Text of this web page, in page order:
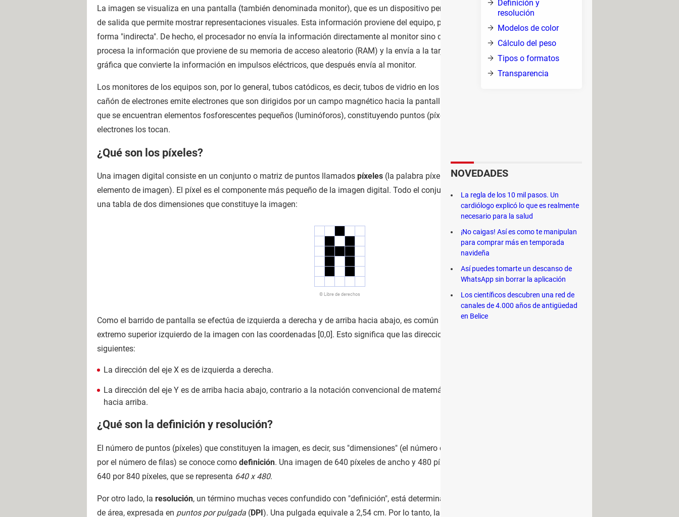
Definición y
resolución
Modelos de color
Cálculo del peso
Tipos o formatos
Transparencia
La imagen se visualiza en una pantalla (también denominada monitor), que es un dispositivo periférico
de salida que permite mostrar representaciones visuales. Esta información proviene del equipo, pero de
forma "indirecta". De hecho, el procesador no envía la información directamente al monitor sino que
procesa la información que proviene de su memoria de acceso aleatorio (RAM) y la envía a la tarjeta
gráfica que convierte la información en impulsos eléctricos, que después envía al monitor.
Los monitores de los equipos son, por lo general, tubos catódicos, es decir, tubos de vidrio en los que un
cañón de electrones emite electrones que son dirigidos por un campo magnético hacia la pantalla en la
que se encuentran elementos fosforescentes pequeños (luminóforos), constituyendo puntos (píxeles) que emiten luz cuando los
electrones los tocan.
¿Qué son los píxeles?
Una imagen digital consiste en un conjunto o matriz de puntos llamados píxeles (la palabra píxel es la abreviación de
elemento de imagen). El píxel es el componente más pequeño de la imagen digital. Todo el conjunto de estos píxeles se encuentra en
una tabla de dos dimensiones que constituye la imagen:
© Libre de derechos
Como el barrido de pantalla se efectúa de izquierda a derecha y de arriba hacia abajo, es común indicar el píxel que se encuentra en el
extremo superior izquierdo de la imagen con las coordenadas [0,0]. Esto significa que las direcciones de los ejes de imagen son las
siguientes:
La dirección del eje X es de izquierda a derecha.
La dirección del eje Y es de arriba hacia abajo, contrario a la notación convencional de matemática, donde la dirección del eje Y es
hacia arriba.
¿Qué son la definición y resolución?
El número de puntos (píxeles) que constituyen la imagen, es decir, sus "dimensiones" (el número de columnas de la imagen multiplicado
por el número de filas) se conoce como definición. Una imagen de 640 píxeles de ancho y 480 píxeles de alto tiene una definición de
640 por 840 píxeles, que se representa 640 x 480.
Por otro lado, la resolución, un término muchas veces confundido con "definición", está determinada por el número de puntos por unidad
de área, expresada en puntos por pulgada (DPI). Una pulgada equivale a 2,54 cm. Por lo tanto, la resolución permite establecer la
NOVEDADES
La regla de los 10 mil pasos. Un
cardiólogo explicó lo que es realmente
necesario para la salud
¡No caigas! Así es como te manipulan
para comprar más en temporada
navideña
Así puedes tomarte un descanso de
WhatsApp sin borrar la aplicación
Los científicos descubren una red de
canales de 4.000 años de antigüedad
en Belice